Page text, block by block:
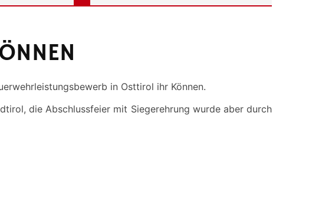
in Osttirol ihr Können.
die Abschlussfeier mit Siegerehrung wurde aber durch